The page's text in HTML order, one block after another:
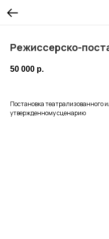
Режиссерско-
50 000 р.
Постановка театрализованного
утвержденному сценарию